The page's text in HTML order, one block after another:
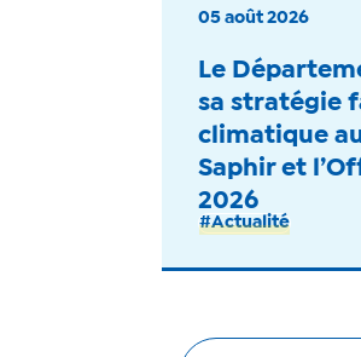
05 août 2026
Le
sa stratégie
climatique
Saphir et
2026
#Actualité